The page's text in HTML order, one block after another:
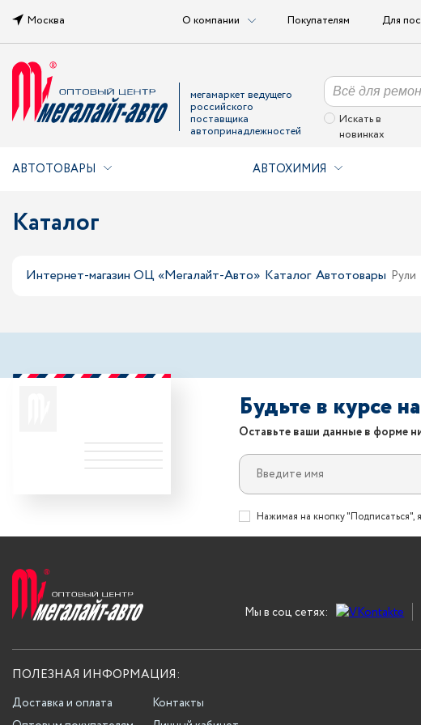
Москва О компании Покупателям Для
мегамаркет ведущего
российского
поставщика
автопринадлежностей
Искать в
новинках
АВТОТОВАРЫ АВТОХИМИЯ
Каталог
Интернет-магазин ОЦ «Мегалайт-Авто» Каталог Автотовары Рули
Будьте в курсе
Оставьте ваши данные в форме
Нажимая на кнопку "Подписаться",
Мы в соц сетях:
ПОЛЕЗНАЯ ИНФОРМАЦИЯ:
Доставка и оплата
Контакты